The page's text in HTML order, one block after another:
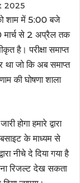
2025
शाम में 5:00 बजे
मार्च से 2 अप्रैल तक
है। परीक्षा समाप्त
था जो कि अब समाप्त
की घोषणा शाला
हमारे द्वारा
के माध्यम से
नीचे दे दिया गया है
रिजल्ट देख सकता